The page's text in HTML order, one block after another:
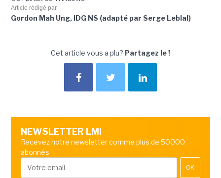
Article rédigé par
Gordon Mah Ung, IDG NS (adapté par Serge Leblal)
Cet article vous a plu? Partagez le !
NEWSLETTER LMI
Recevez notre newsletter comme plus de 50000
abonnés
OK